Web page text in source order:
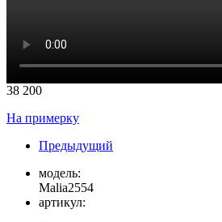
38 200
На примерку
Предыдущий
модель:
Malia2554
артикул: